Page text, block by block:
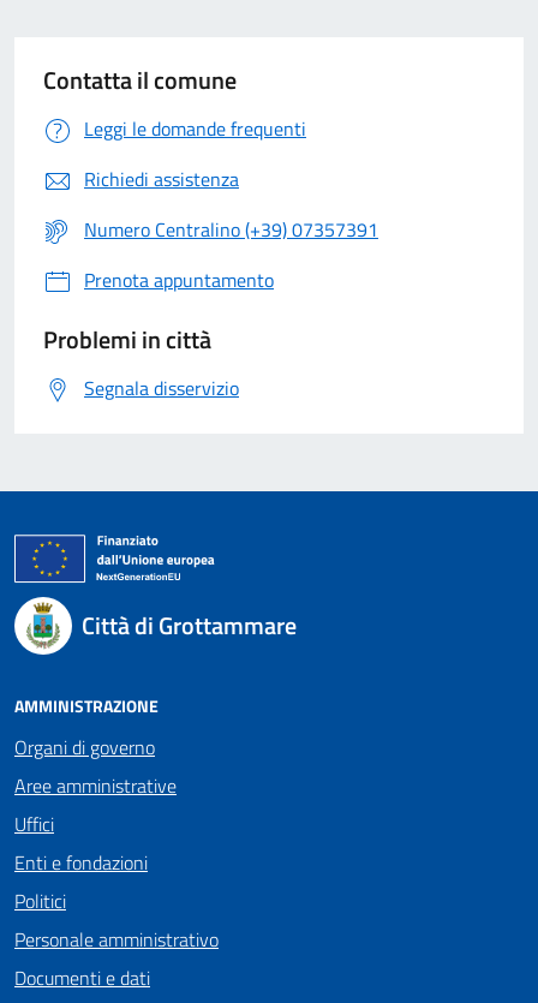
Contatta il comune
Leggi le domande frequenti
Richiedi assistenza
Numero Centralino (+39) 07357391
Prenota appuntamento
Problemi in città
Segnala disservizio
Città di Grottammare
AMMINISTRAZIONE
Organi di governo
Aree amministrative
Uffici
Enti e fondazioni
Politici
Personale amministrativo
Documenti e dati